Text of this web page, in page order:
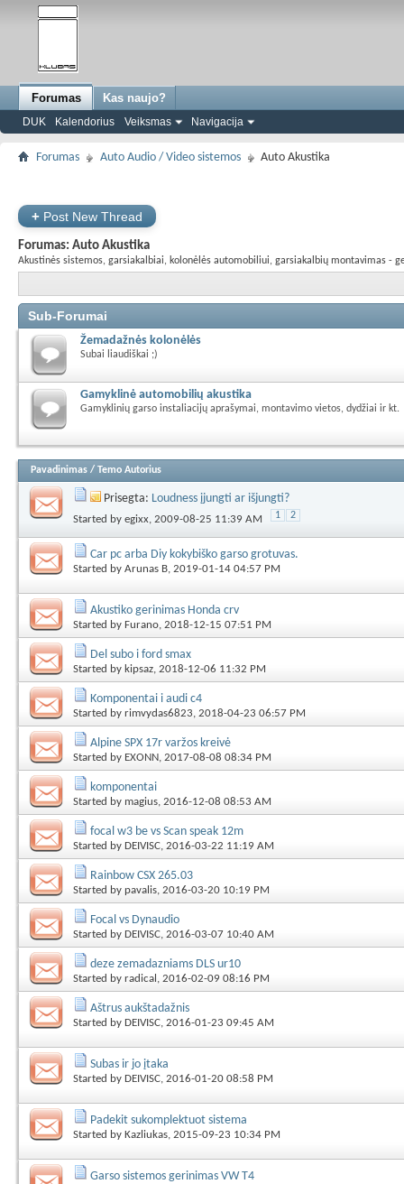
Forumas
DUK Kalendorius Veiksmas Navigacija
Kas naujo?
Forumas Auto Audio / Video sistemos Auto Akustika
+ Post New Thread
Forumas: Auto Akustika
Akustinės sistemos, garsiakalbiai, kolonėlės automobiliui, garsiakalbių montavimas -
Sub-Forumai
Žemadažnės kolonėlės
Subai liaudiškai ;)
Gamyklinė automobilių akustika
Gamyklinių garso instaliacijų aprašymai, montavimo vietos, dydžiai ir kt.
Pavadinimas / Temo Autorius
Prisegta: Loudness įjungti ar išjungti?
Started by egixx, 2009-08-25 11:39 AM 1 2
Car pc arba Diy kokybiško garso grotuvas.
Started by Arunas B, 2019-01-14 04:57 PM
Akustiko gerinimas Honda crv
Started by Furano, 2018-12-15 07:51 PM
Del subo i ford smax
Started by kipsaz, 2018-12-06 11:32 PM
Komponentai i audi c4
Started by rimvydas6823, 2018-04-23 06:57 PM
Alpine SPX 17r varžos kreivė
Started by EXONN, 2017-08-08 08:34 PM
komponentai
Started by magius, 2016-12-08 08:53 AM
focal w3 be vs Scan speak 12m
Started by DEIVISC, 2016-03-22 11:19 AM
Rainbow CSX 265.03
Started by pavalis, 2016-03-20 10:19 PM
Focal vs Dynaudio
Started by DEIVISC, 2016-03-07 10:40 AM
deze zemadazniams DLS ur10
Started by radical , 2016-02-09 08:16 PM
Aštrus aukštadažnis
Started by DEIVISC, 2016-01-23 09:45 AM
Subas ir jo įtaka
Started by DEIVISC, 2016-01-20 08:58 PM
Padekit sukomplektuot sistema
Started by Kazliukas, 2015-09-23 10:34 PM
Garso sistemos gerinimas VW T4